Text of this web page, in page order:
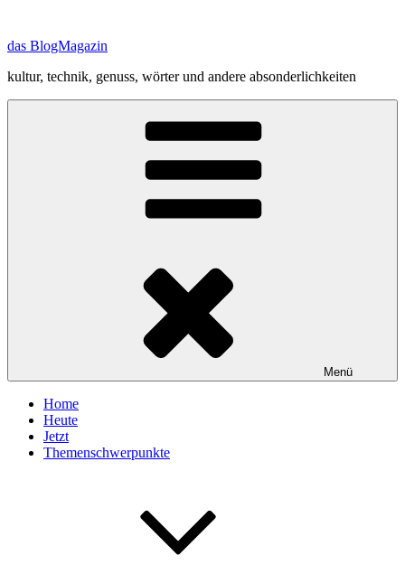
springen
das BlogMagazin
kultur, technik, genuss, wörter und andere absonderlichkeiten
Menü
Home
Heute
Jetzt
Themenschwerpunkte